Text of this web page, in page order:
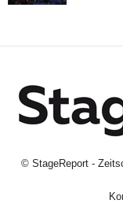
© StageReport -